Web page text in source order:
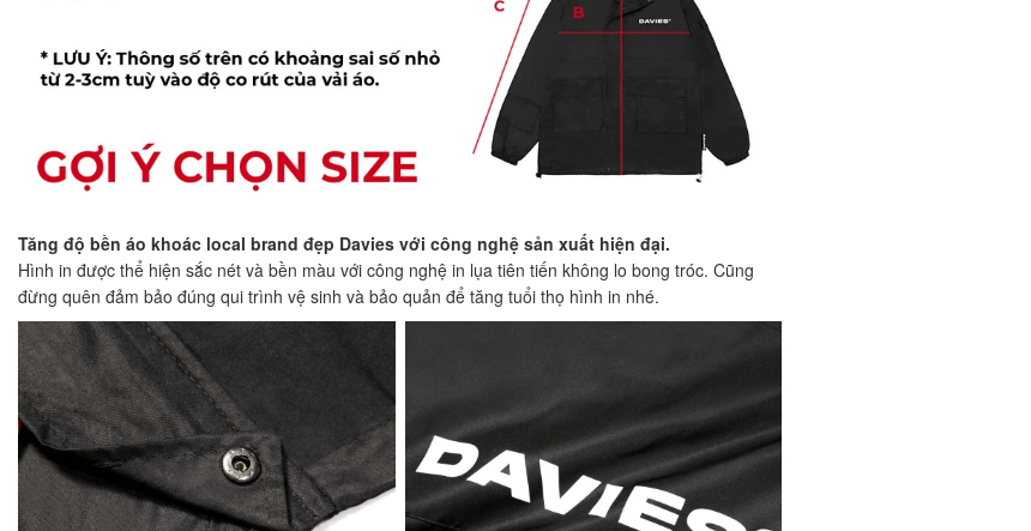
Tăng độ bền áo khoác local brand đẹp Davies với công nghệ sản xuất hiện đại.
Hình in được thể hiện sắc nét và bền màu với công nghệ in lụa tiên tiến không lo bong tróc. Cũng
đừng quên đảm bảo đúng qui trình vệ sinh và bảo quản để tăng tuổi thọ hình in nhé.